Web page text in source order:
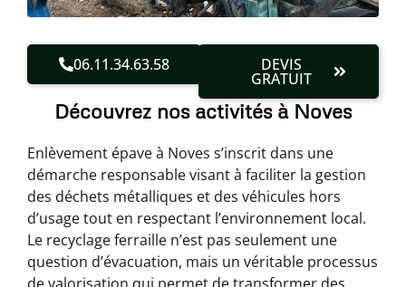
06.11.34.63.58 DEVIS
GRATUIT
Découvrez nos activités à Noves
Enlèvement épave à Noves s’inscrit dans une
démarche responsable visant à faciliter la gestion
des déchets métalliques et des véhicules hors
d’usage tout en respectant l’environnement local.
Le recyclage ferraille n’est pas seulement une
question d’évacuation, mais un véritable processus